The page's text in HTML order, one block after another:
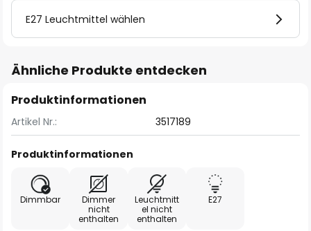
E27 Leuchtmittel wählen
Ähnliche Produkte entdecken
Produktinformationen
Artikel Nr.: 3517189
Produktinformationen
Dimmbar
Dimmer
nicht
enthalten
Leuchtmitt
el nicht
enthalten
E27